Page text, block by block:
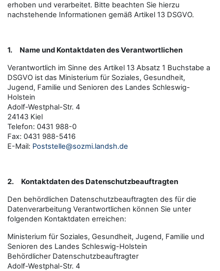
erhoben und verarbeitet. Bitte beachten Sie hierzu
nachstehende Informationen gemäß Artikel 13 DSGVO.
1. Name und Kontaktdaten des Verantwortlichen
Verantwortlich im Sinne des Artikel 13 Absatz 1 Buchstabe a
DSGVO ist das Ministerium für Soziales, Gesundheit,
Jugend, Familie und Senioren des Landes Schleswig-
Holstein
Adolf-Westphal-Str. 4
24143 Kiel
Telefon: 0431 988-0
Fax: 0431 988-5416
E-Mail: Poststelle@sozmi.landsh.de
2. Kontaktdaten des Datenschutzbeauftragten
Den behördlichen Datenschutzbeauftragten des für die
Datenverarbeitung Verantwortlichen können Sie unter
folgenden Kontaktdaten erreichen:
Ministerium für Soziales, Gesundheit, Jugend, Familie und
Senioren des Landes Schleswig-Holstein
Behördlicher Datenschutzbeauftragter
Adolf-Westphal-Str. 4